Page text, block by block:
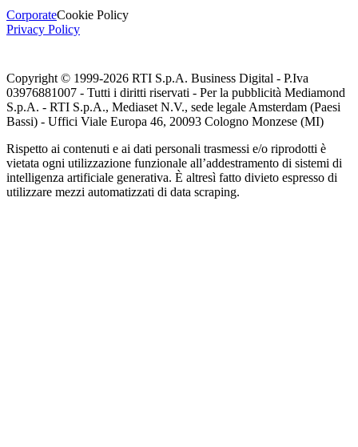
CorporateCookie Policy
Privacy Policy
Copyright © 1999-2026 RTI S.p.A. Business Digital - P.Iva
03976881007 - Tutti i diritti riservati - Per la pubblicità Mediamond
S.p.A. - RTI S.p.A., Mediaset N.V., sede legale Amsterdam (Paesi
Bassi) - Uffici Viale Europa 46, 20093 Cologno Monzese (MI)
Rispetto ai contenuti e ai dati personali trasmessi e/o riprodotti è
vietata ogni utilizzazione funzionale all’addestramento di sistemi di
intelligenza artificiale generativa. È altresì fatto divieto espresso di
utilizzare mezzi automatizzati di data scraping.